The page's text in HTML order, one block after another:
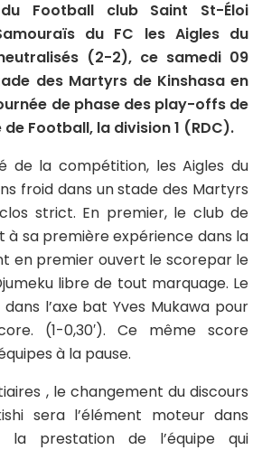
Football club Saint St-Éloi
du FC les Aigles du
(2-2), ce samedi 09
des Martyrs de Kinshasa en
de phase des play-offs de
Football, la division 1 (RDC).
de la compétition, les Aigles du
froid dans un stade des Martyrs
strict. En premier, le club de
à sa première expérience dans la
en premier ouvert le scorepar le
libre de tout marquage. Le
l’axe bat Yves Mukawa pour
(1-0,30′). Ce même score
à la pause.
, le changement du discours
sera l’élément moteur dans
la prestation de l’équipe qui